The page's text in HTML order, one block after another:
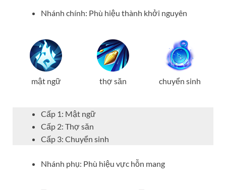
Nhánh chính: Phù hiệu thành khởi nguyên
mật ngữ thợ săn chuyển sinh
Cấp 1: Mật ngữ
Cấp 2: Thợ săn
Cấp 3: Chuyển sinh
Nhánh phụ: Phù hiệu vực hỗn mang